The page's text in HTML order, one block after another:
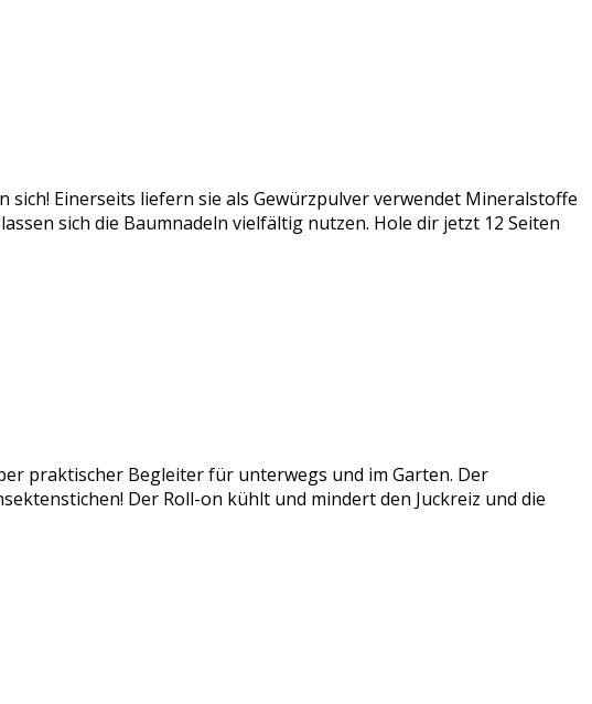
Einerseits liefern sie als Gewürzpulver verwendet Mineralstoffe
sich die Baumnadeln vielfältig nutzen. Hole dir jetzt 12 Seiten
praktischer Begleiter für unterwegs und im Garten. Der
Der Roll-on kühlt und mindert den Juckreiz und die